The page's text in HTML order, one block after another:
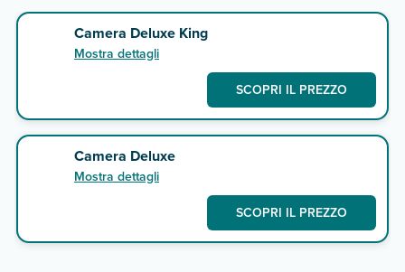
Camera Deluxe King
Mostra dettagli
SCOPRI IL PREZZO
Camera Deluxe
Mostra dettagli
SCOPRI IL PREZZO